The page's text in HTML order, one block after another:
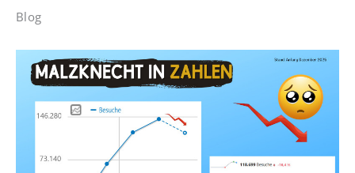
Blog